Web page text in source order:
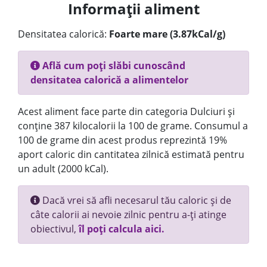
Informații aliment
Densitatea calorică: Foarte mare (3.87kCal/g)
Află cum poți slăbi cunoscând
densitatea calorică a alimentelor
Acest aliment face parte din categoria Dulciuri și
conține 387 kilocalorii la 100 de grame. Consumul a
100 de grame din acest produs reprezintă 19%
aport caloric din cantitatea zilnică estimată pentru
un adult (2000 kCal).
Dacă vrei să afli necesarul tău caloric și de
câte calorii ai nevoie zilnic pentru a-ți atinge
obiectivul,îl poți calcula aici.